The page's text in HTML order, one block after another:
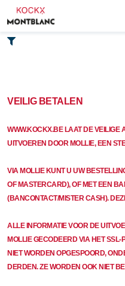
VEILIG BETALEN
WWW.KOCKX.BE LAAT DE VEILIGE
UITVOEREN DOOR MOLLIE, EEN
VIA MOLLIE KUNT U UW
OF MASTERCARD), OF MET EEN
(BANCONTACT/MISTER CASH).
ALLE INFORMATIE VOOR DE
MOLLIE GECODEERD VIA HET
NIET WORDEN OPGESPOORD,
DERDEN. ZE WORDEN OOK NIET